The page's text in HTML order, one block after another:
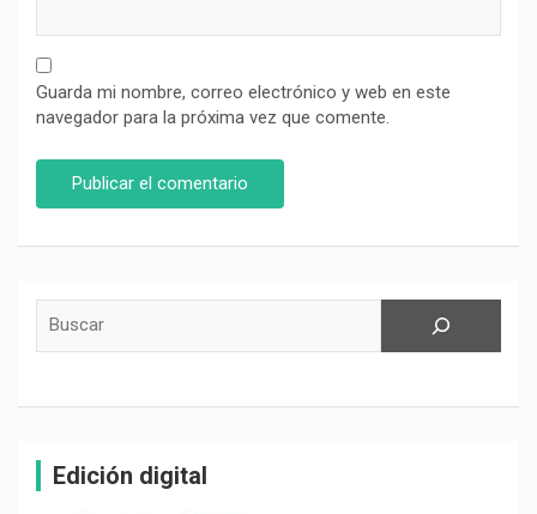
Guarda mi nombre, correo electrónico y web en este
navegador para la próxima vez que comente.
Edición digital